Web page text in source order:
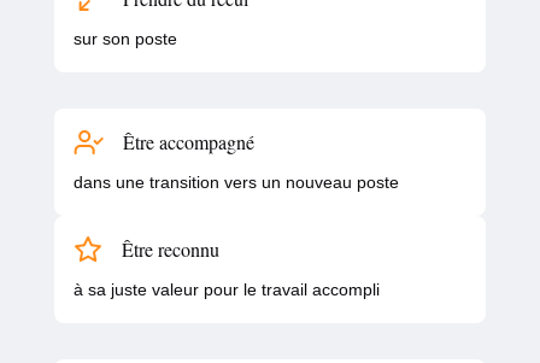
sur son poste
Être accompagné
dans une transition vers un nouveau poste
Être reconnu
à sa juste valeur pour le travail accompli